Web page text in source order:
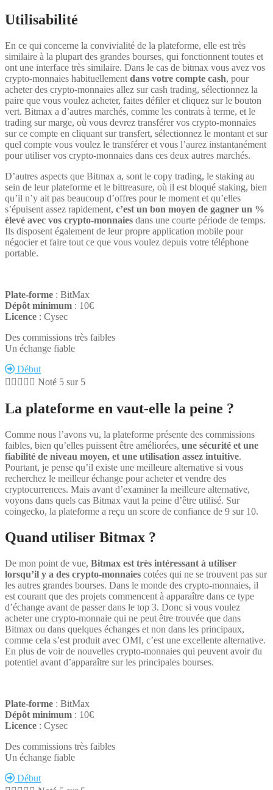
Utilisabilité
En ce qui concerne la convivialité de la plateforme, elle est très
similaire à la plupart des grandes bourses, qui fonctionnent toutes et
ont une interface très similaire. Dans le cas de bitmax vous avez vos
crypto-monnaies habituellement dans votre compte cash, pour
acheter des crypto-monnaies allez sur cash trading, sélectionnez la
paire que vous voulez acheter, faites défiler et cliquez sur le bouton
vert. Bitmax a d’autres marchés, comme les contrats à terme, et le
trading sur marge, où vous devrez transférer vos crypto-monnaies
sur ce compte en cliquant sur transfert, sélectionnez le montant et sur
quel compte vous voulez le transférer et vous l’aurez instantanément
pour utiliser vos crypto-monnaies dans ces deux autres marchés.
D’autres aspects que Bitmax a, sont le copy trading, le staking au
sein de leur plateforme et le bittreasure, où il est bloqué staking, bien
qu’il n’y ait pas beaucoup d’offres pour le moment et qu’elles
s’épuisent assez rapidement, c’est un bon moyen de gagner un %
élevé avec vos crypto-monnaies dans une courte période de temps.
Ils disposent également de leur propre application mobile pour
négocier et faire tout ce que vous voulez depuis votre téléphone
portable.
Plate-forme : BitMax
Dépôt minimum : 10€
Licence : Cysec
Des commissions très faibles
Un échange fiable
Début
     Noté 5 sur 5
La plateforme en vaut-elle la peine ?
Comme nous l’avons vu, la plateforme présente des commissions
faibles, bien qu’elles puissent être améliorées, une sécurité et une
fiabilité de niveau moyen, et une utilisation assez intuitive.
Pourtant, je pense qu’il existe une meilleure alternative si vous
recherchez le meilleur échange pour acheter et vendre des
cryptocurrences. Mais avant d’examiner la meilleure alternative,
voyons dans quels cas Bitmax vaut la peine d’être utilisé. Sur
coingecko, la plateforme a reçu un score de confiance de 9 sur 10.
Quand utiliser Bitmax ?
De mon point de vue, Bitmax est très intéressant à utiliser
lorsqu’il y a des crypto-monnaies cotées qui ne se trouvent pas sur
les autres grandes bourses. Dans le monde des crypto-monnaies, il
est courant que des projets commencent à apparaître dans ce type
d’échange avant de passer dans le top 3. Donc si vous voulez
acheter une crypto-monnaie qui ne peut être trouvée que dans
Bitmax ou dans quelques échanges et non dans les principaux,
comme cela s’est produit avec OMI, c’est une excellente alternative.
En plus de voir de nouvelles crypto-monnaies qui peuvent avoir du
potentiel avant d’apparaître sur les principales bourses.
Plate-forme : BitMax
Dépôt minimum : 10€
Licence : Cysec
Des commissions très faibles
Un échange fiable
Début